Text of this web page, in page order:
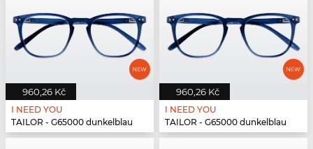
960,26 Kč
I NEED YOU
TAILOR - G65000 dunkelblau
960,26 Kč
I NEED YOU
TAILOR - G65000 dunkelblau